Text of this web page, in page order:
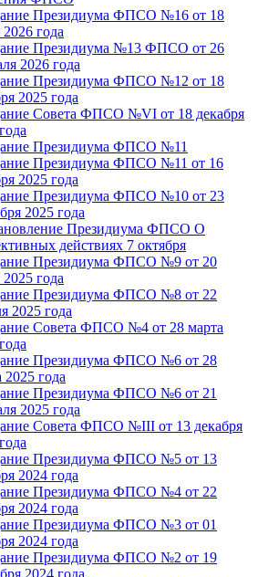
Президиума ФПСО №16 от 18
года
Президиума №13 ФПСО от 26
2026 года
Президиума ФПСО №12 от 18
2025 года
Совета ФПСО №VI от 18 декабря
Президиума ФПСО №11
Президиума ФПСО №11 от 16
2025 года
Президиума ФПСО №10 от 23
2025 года
Президиума ФПСО О
действиях 7 октября
Президиума ФПСО №9 от 20
года
Президиума ФПСО №8 от 22
2025 года
Совета ФПСО №4 от 28 марта
Президиума ФПСО №6 от 28
2025 года
Президиума ФПСО №6 от 21
2025 года
Совета ФПСО №III от 13 декабря
Президиума ФПСО №5 от 13
2024 года
Президиума ФПСО №4 от 22
2024 года
Президиума ФПСО №3 от 01
2024 года
Президиума ФПСО №2 от 19
2024 года